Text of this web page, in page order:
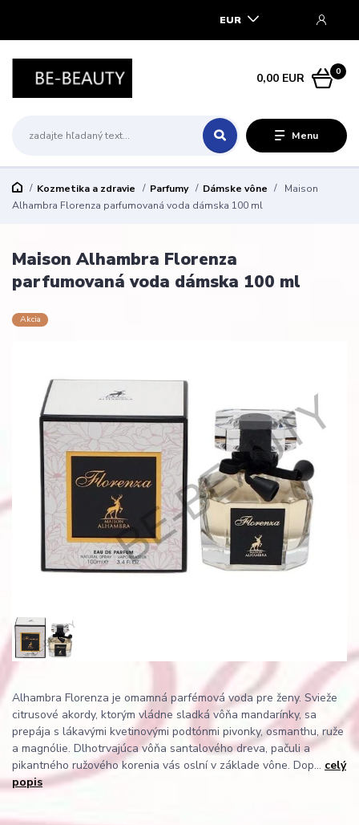
Menu
EUR
0
0,00 EUR
Kozmetika a zdravie Parfumy Dámske vône
Maison
Alhambra Florenza parfumovaná voda dámska 100 ml
Maison Alhambra Florenza
parfumovaná voda dámska 100 ml
Akcia
Alhambra Florenza je omamná parfémová voda pre ženy. Svieže
citrusové akordy, ktorým vládne sladká vôňa mandarínky, sa
prepája s lákavými kvetinovými podtónmi pivonky, osmanthu, ruže
a magnólie. Dlhotrvajúca vôňa santalového dreva, pačuli a
pikantného ružového korenia vás oslní v základe vône. Dop... celý
popis